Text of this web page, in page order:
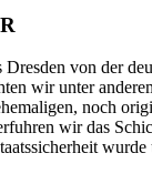
von der
wir unter
noch
wir das